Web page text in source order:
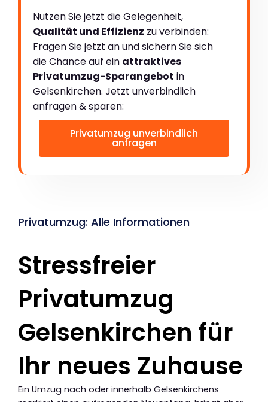
Nutzen Sie jetzt die Gelegenheit,
Qualität und Effizienz zu verbinden:
Fragen Sie jetzt an und sichern Sie sich
die Chance auf ein attraktives
Privatumzug-Sparangebot in
Gelsenkirchen. Jetzt unverbindlich
anfragen & sparen:
Privatumzug unverbindlich
anfragen
Privatumzug: Alle Informationen
Stressfreier
Privatumzug
Gelsenkirchen für
Ihr neues Zuhause
Ein Umzug nach oder innerhalb Gelsenkirchens